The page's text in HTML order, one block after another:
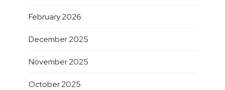
February 2026
December 2025
November 2025
October 2025